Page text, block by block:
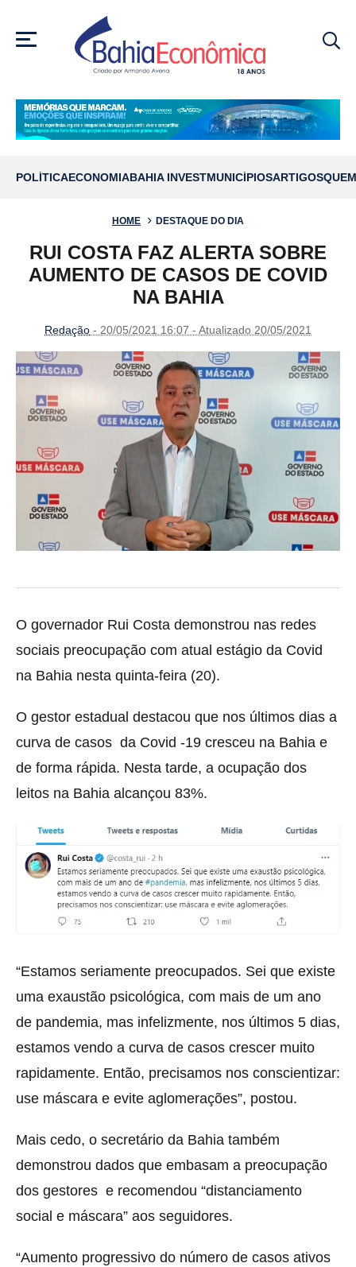
MENU
POLÍTICAECONOMIABAHIA INVESTMUNICÍPIOSARTIGOS
HOME DESTAQUE DO DIA
RUI COSTA FAZ ALERTA SOBRE
AUMENTO DE CASOS DE COVID
NA BAHIA
Redação - 20/05/2021 16:07 - Atualizado 20/05/2021
O governador Rui Costa demonstrou nas redes
sociais preocupação com atual estágio da Covid
na Bahia nesta quinta-feira (20).
O gestor estadual destacou que nos últimos dias a
curva de casos da Covid -19 cresceu na Bahia e
de forma rápida. Nesta tarde, a ocupação dos
leitos na Bahia alcançou 83%.
“Estamos seriamente preocupados. Sei que existe
uma exaustão psicológica, com mais de um ano
de pandemia, mas infelizmente, nos últimos 5 dias,
estamos vendo a curva de casos crescer muito
rapidamente. Então, precisamos nos conscientizar:
use máscara e evite aglomerações”, postou.
Mais cedo, o secretário da Bahia também
demonstrou dados que embasam a preocupação
dos gestores e recomendou “distanciamento
social e máscara” aos seguidores.
“Aumento progressivo do número de casos ativos